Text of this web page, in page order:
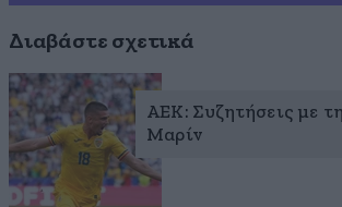
Διαβάστε σχετικά
ΑΕΚ: Συζητήσεις με
Μαρίν